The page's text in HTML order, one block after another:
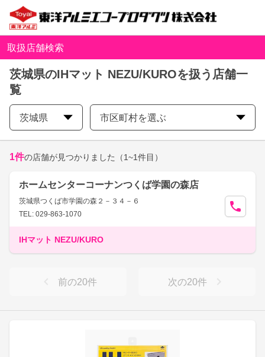
取扱店舗検索
茨城県のIHマット NEZU/KUROを扱う店舗一
覧
茨城県 市区町村を選ぶ
1件の店舗が見つかりました （1~1件目）
ホームセンターコーナンつくば学園の森店
茨城県つくば市学園の森２－３４－６
TEL: 029-863-1070
IHマット NEZU/KURO
前の20件 次の20件